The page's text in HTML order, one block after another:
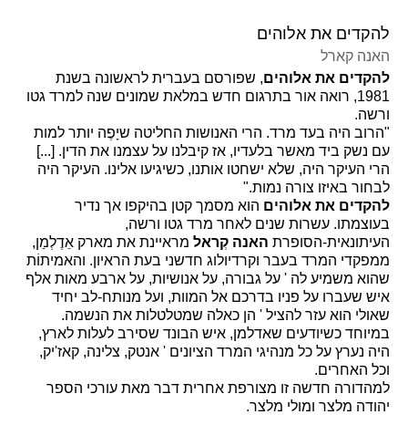
להקדים את אלוהים
האנה קארל
להקדים את אלוהים, שפורסם בעברית לראשונה בשנת
1981, רואה אור בתרגום חדש במלאת שמונים שנה למרד גטו
ורשה.
"הרוב היה בעד מרד. הרי האנושות החליטה שיָפֶה יותר למות
עם נשק ביד מאשר בלעדיו, אז קיבלנו על עצמנו את הדין. [...]
הרי העיקר היה, שלא ישחטו אותנו, כשיגיעו אלינו. העיקר היה
לבחור באיזו צורה נמות."
להקדים את אלוהים הוא מסמך קטן בהיקפו אך נדיר
בעוצמתו. עשרות שנים לאחר מרד גטו ורשה,
העיתונאית-הסופרת האנה קְראל מראיינת את מארק אֵדֶלְמַן,
ממפקדי המרד בעבר וקרדיולוג חדשני בעת הראיון. והאמיתוֹת
שהוא משמיע לה ' על גבורה, על אנושיות, על ארבע מאות אלף
איש שעברו על פניו בדרכם אל המוות, ועל מנותח-לב יחיד
שאולי הוא עזר להציל ' הן כאלה שמטלטלות את הנשמה.
במיוחד כשיודעים שאדלמן, איש הבונד שסירב לעלות לארץ,
היה נערץ על כל מנהיגי המרד הציונים ' אנטק, צלינה, קאז'יק,
וכל האחרים.
למהדורה חדשה זו מצורפת אחרית דבר מאת עורכי הספר
יהודה מלצר ומולי מלצר.